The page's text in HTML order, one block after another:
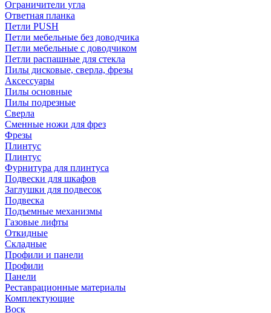
Ограничители угла
Ответная планка
Петли PUSH
Петли мебельные без доводчика
Петли мебельные с доводчиком
Петли распашные для стекла
Пилы дисковые, сверла, фрезы
Аксессуары
Пилы основные
Пилы подрезные
Сверла
Сменные ножи для фрез
Фрезы
Плинтус
Плинтус
Фурнитура для плинтуса
Подвески для шкафов
Заглушки для подвесок
Подвеска
Подъемные механизмы
Газовые лифты
Откидные
Складные
Профили и панели
Профили
Панели
Реставрационные материалы
Комплектующие
Воск